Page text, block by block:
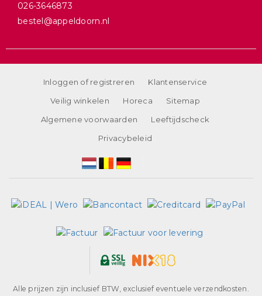
026-3646873
bestel@appeldoorn.nl
Inloggen of registreren
Klantenservice
Veilig winkelen
Horeca
Sitemap
Algemene voorwaarden
Leeftijdscheck
Privacybeleid
Alle prijzen zijn inclusief BTW, exclusief eventuele verzendkosten.